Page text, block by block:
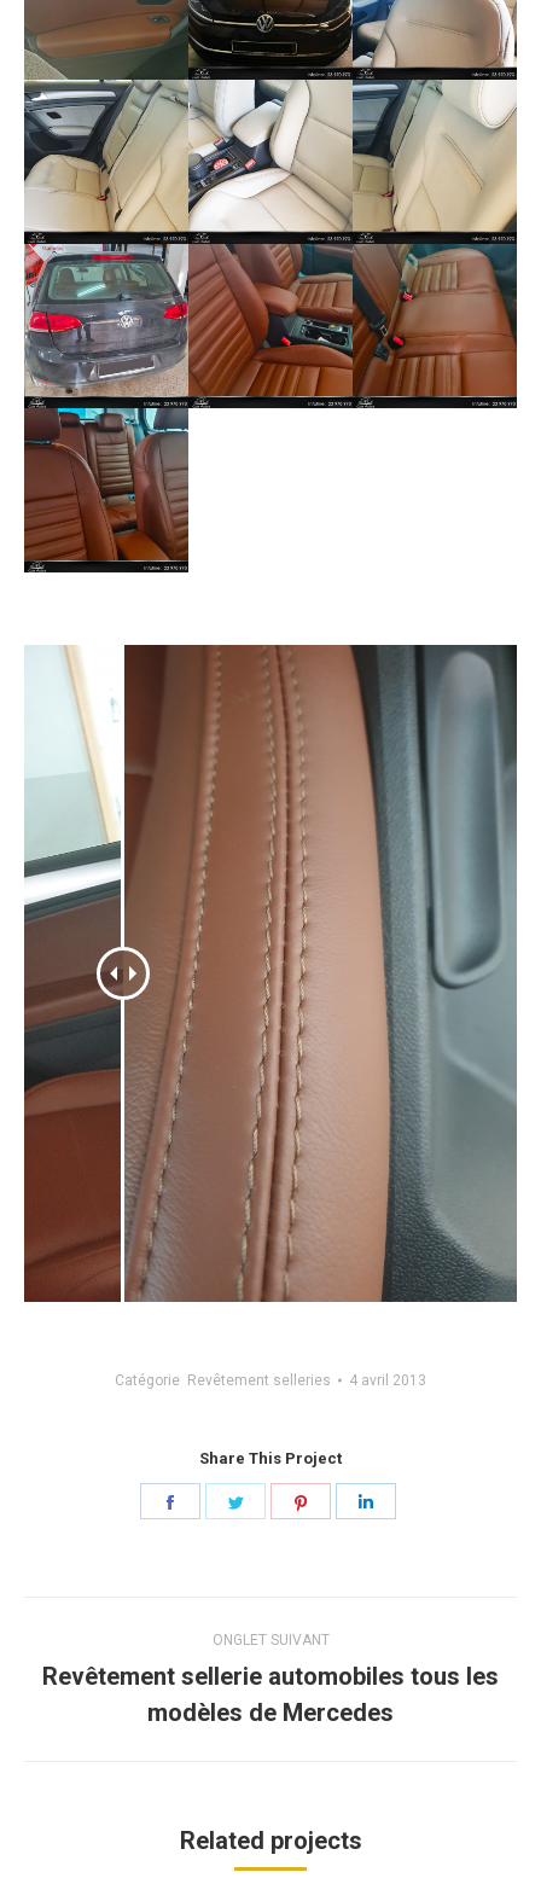
Catégorie Revêtement selleries 4 avril 2013
Share This Project
commentaire
ONGLET SUIVANT
Projets
similaires
Revêtement sellerie automobiles tous les
modèles de Mercedes
Related projects